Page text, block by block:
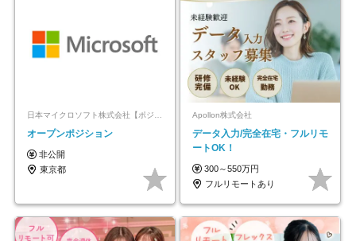
オープンポジション
非公開
東京都
Apollon株式会社
データ入力/完全在宅・フルリモ
ートOK！
300～550万円
フルリモートあり